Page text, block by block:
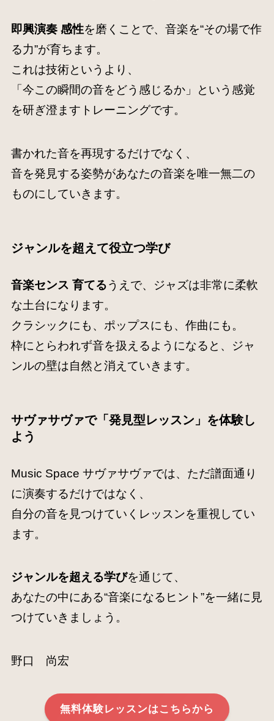
即興演奏 感性を磨くことで、音楽を“その場で作
る力”が育ちます。
これは技術というより、
「今この瞬間の音をどう感じるか」という感覚
を研ぎ澄ますトレーニングです。
書かれた音を再現するだけでなく、
音を発見する姿勢があなたの音楽を唯一無二の
ものにしていきます。
ジャンルを超えて役立つ学び
音楽センス 育てるうえで、ジャズは非常に柔軟
な土台になります。
クラシックにも、ポップスにも、作曲にも。
枠にとらわれず音を扱えるようになると、ジャ
ンルの壁は自然と消えていきます。
サヴァサヴァで「発見型レッスン」を体験し
よう
Music Space サヴァサヴァでは、ただ譜面通り
に演奏するだけではなく、
自分の音を見つけていくレッスンを重視してい
ます。
ジャンルを超える学びを通じて、
あなたの中にある“音楽になるヒント”を一緒に見
つけていきましょう。
野口 尚宏
無料体験レッスンはこちらから